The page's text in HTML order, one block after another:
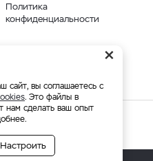
Политика
конфиденциальности
от производителя с
×
сайт, вы соглашаетесь с
. Это файлы в
нам сделать ваш опыт
Настроить